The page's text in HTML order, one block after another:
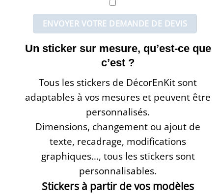
Un sticker sur mesure, qu’est-ce que
c’est ?
Tous les stickers de DécorEnKit sont
adaptables à vos mesures et peuvent être
personnalisés.
Dimensions, changement ou ajout de
texte, recadrage, modifications
graphiques…, tous les stickers sont
personnalisables.
Stickers à partir de vos modèles